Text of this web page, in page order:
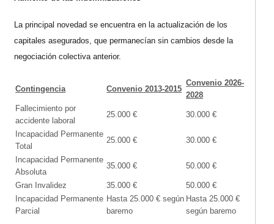
La principal novedad se encuentra en la actualización de los
capitales asegurados, que permanecían sin cambios desde la
negociación colectiva anterior.
Contingencia Convenio 2013-2015
Convenio 2026-
2028
Fallecimiento por
accidente laboral
25.000 € 30.000 €
Incapacidad Permanente
Total
25.000 € 30.000 €
Incapacidad Permanente
Absoluta
35.000 € 50.000 €
Gran Invalidez 35.000 €
50.000 €
Incapacidad Permanente
Parcial
Hasta 25.000 € según
baremo
Hasta 25.000 €
según baremo